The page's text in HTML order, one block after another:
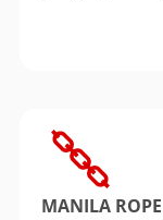
MANILA ROPE